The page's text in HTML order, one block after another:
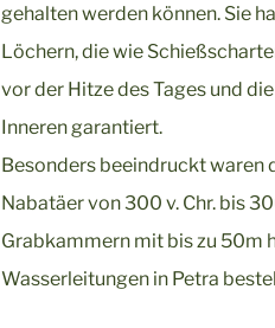
gehalten werden können. Sie
Löchern, die wie
vor der Hitze des Tages und
Inneren garantiert.
Besonders beeindruckt waren
Nabatäer von 300 v. Chr. bis
Grabkammern mit bis zu 50m
Wasserleitungen in Petra